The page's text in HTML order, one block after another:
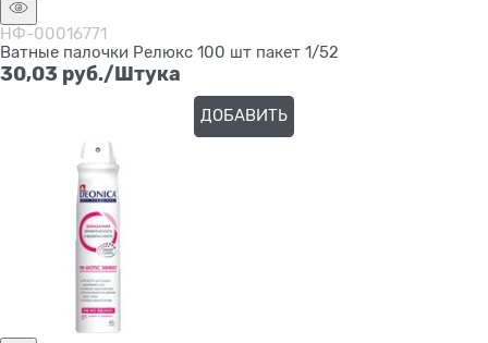
НФ-00016771
Ватные палочки Релюкс 100 шт пакет 1/52
30,03 руб./Штука
ДОБАВИТЬ